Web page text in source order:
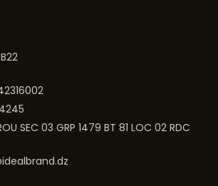
SEC 03 GRP 1479 BT 81 LOC 02 RDC